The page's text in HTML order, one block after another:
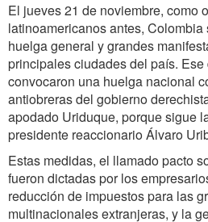
El jueves 21 de noviembre, como
latinoamericanos antes,
huelga general y grandes
principales ciudades del país.
convocaron una huelga nacional
antiobreras del gobierno
apodado Uriduque, porque sigue
presidente reaccionario Álvaro
Estas medidas, el llamado pacto
fueron dictadas por los
reducción de impuestos para las
multinacionales extranjeras, y la